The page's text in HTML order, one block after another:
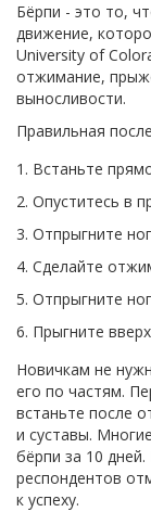
Бёрпи - это то,
движение,
University of
отжимание,
выносливости.
Правильная
Встаньте
Опуститесь в
Отпрыгните
Сделайте
Отпрыгните
Прыгните
Новичкам не
его по частям.
встаньте после
и суставы.
бёрпи за 10
респондентов
к успеху.